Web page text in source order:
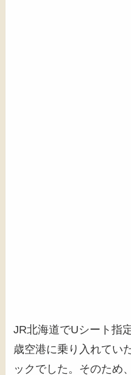
JR北海道でUシート指
歳空港に乗り入れてい
ックでした。そのため